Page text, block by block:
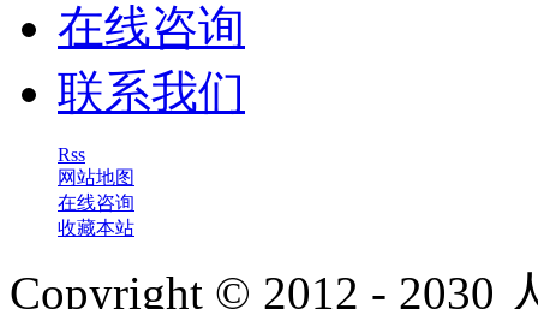
在线咨询
联系我们
Rss
网站地图
在线咨询
收藏本站
Copyright © 2012 - 2030